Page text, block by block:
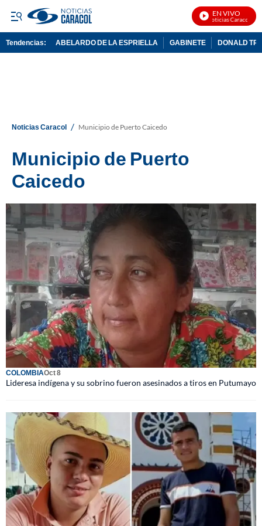
EN VIVO
Noticias Caracol En
Tendencias: ABELARDO DE LA ESPRIELLA GABINETE DONALD
Noticias Caracol / Municipio de Puerto Caicedo
Municipio de Puerto
Caicedo
COLOMBIAOct 8
Lideresa indígena y su sobrino fueron asesinados a tiros en Putumayo